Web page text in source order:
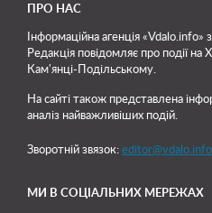
ПРО НАС
Інформаційна агенція «Vdalo.info»
Редакція повідомляє про події на
Кам'янці-Подільському.
На сайті також представлена
аналіз найважливіших подій.
Зворотній звязок: editor@vdalo.info
МИ В СОЦІАЛЬНИХ МЕРЕЖАХ